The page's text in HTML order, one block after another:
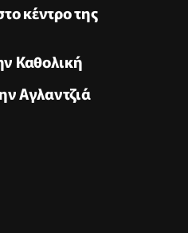
κέντρο της
Καθολική
Αγλαντζιά